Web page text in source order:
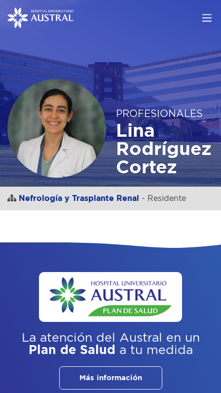
PROFESIONALES
Lina
Rodríguez
Cortez
Nefrología y Trasplante Renal - Residente
La atención del Austral
en un
Plan de Salud a tu medida
Más información